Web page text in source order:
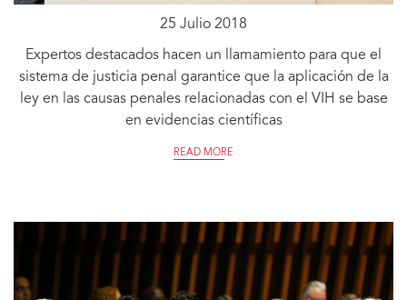
25 Julio 2018
Expertos destacados hacen un llamamiento para que el
sistema de justicia penal garantice que la aplicación de la
ley en las causas penales relacionadas con el VIH se base
en evidencias científicas
READ MORE